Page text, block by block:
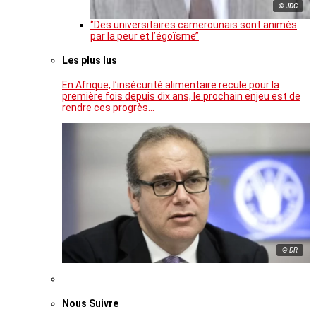
© JDC
‘’Des universitaires camerounais sont animés
par la peur et l’égoïsme’’
Les plus lus
En Afrique, l’insécurité alimentaire recule pour la
première fois depuis dix ans, le prochain enjeu est de
rendre ces progrès…
© DR
Nous Suivre